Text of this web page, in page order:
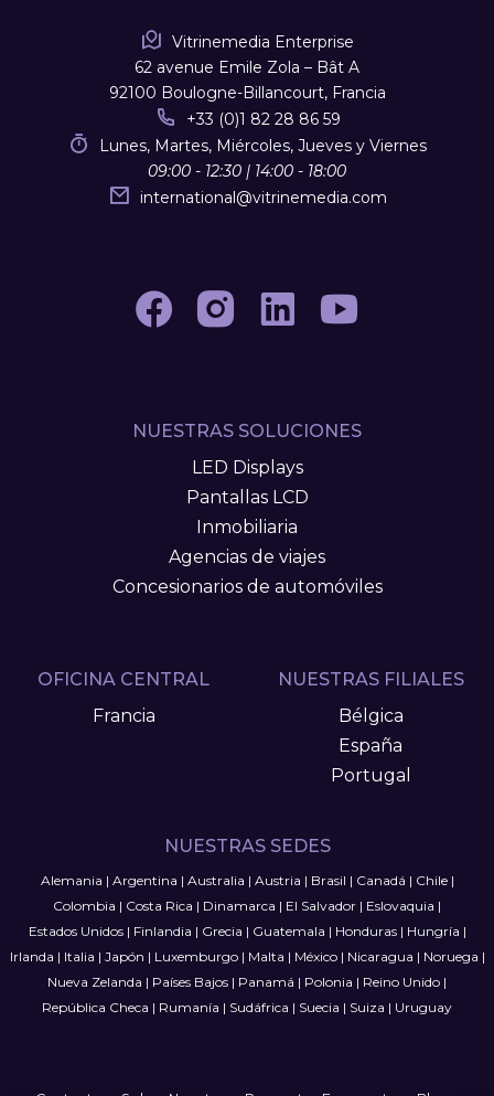
Vitrinemedia Enterprise
62 avenue Emile Zola – Bât A
92100 Boulogne-Billancourt, Francia
+33 (0)1 82 28 86 59
Lunes, Martes, Miércoles, Jueves y Viernes
09:00 - 12:30 | 14:00 - 18:00
international@vitrinemedia.com
NUESTRAS SOLUCIONES
LED Displays
Pantallas LCD
Inmobiliaria
Agencias de viajes
Concesionarios de automóviles
OFICINA CENTRAL
Francia
NUESTRAS FILIALES
Bélgica
España
Portugal
NUESTRAS SEDES
Alemania | Argentina | Australia | Austria | Brasil | Canadá | Chile|
Colombia | Costa Rica | Dinamarca | El Salvador | Eslovaquia |
Estados Unidos| Finlandia | Grecia | Guatemala | Honduras| Hungría |
Irlanda | Italia | Japón | Luxemburgo| Malta | México| Nicaragua | Noruega |
Nueva Zelanda | Países Bajos | Panamá | Polonia | Reino Unido |
República Checa | Rumanía | Sudáfrica | Suecia | Suiza | Uruguay